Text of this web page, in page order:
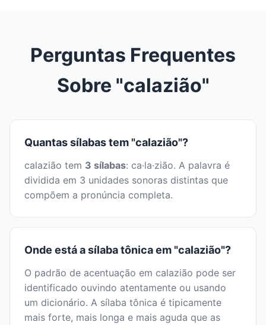
Perguntas Frequentes
Sobre "calazião"
Quantas sílabas tem "calazião"?
calazião tem 3 sílabas: ca·la·zião. A palavra é
dividida em 3 unidades sonoras distintas que
compõem a pronúncia completa.
Onde está a sílaba tônica em "calazião"?
O padrão de acentuação em calazião pode ser
identificado ouvindo atentamente ou usando
um dicionário. A sílaba tônica é tipicamente
mais forte, mais longa e mais aguda que as